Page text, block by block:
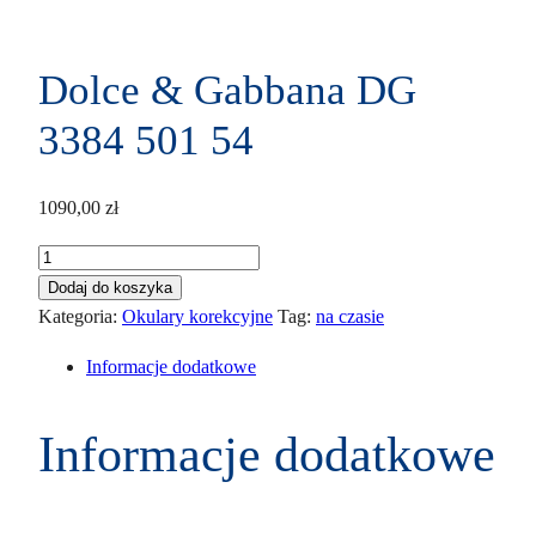
Dolce & Gabbana DG
3384 501 54
1090,00 zł
ilość
Dolce
&
501
54
Dodaj do koszyka
Kategoria: Okulary korekcyjne Tag: na czasie
Informacje dodatkowe
Informacje dodatkowe